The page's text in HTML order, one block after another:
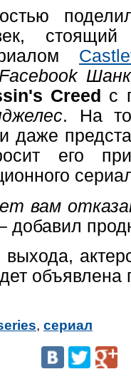
стоящий
Facebook
Creed с
. На
даже
его
вам
добавил
объявлена
, сериал